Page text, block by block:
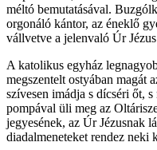
méltó bemutatásával.
orgonáló kántor, az éneklő
vállvetve a jelenvaló Úr
A katolikus egyház
megszentelt ostyában magát
szívesen imádja s dícséri őt,
pompával üli meg az
jegyesének, az Úr Jézusnak
diadalmeneteket rendez neki